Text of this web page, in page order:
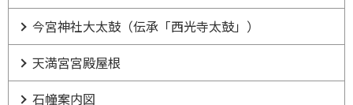
今宮神社大太鼓（伝承「西光寺太鼓」）
天満宮宮殿屋根
石幢案内図